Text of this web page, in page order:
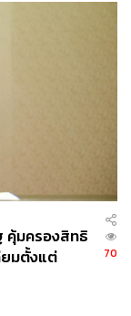
คุ้มครองสิทธิ
ยมตั้งแต่
70